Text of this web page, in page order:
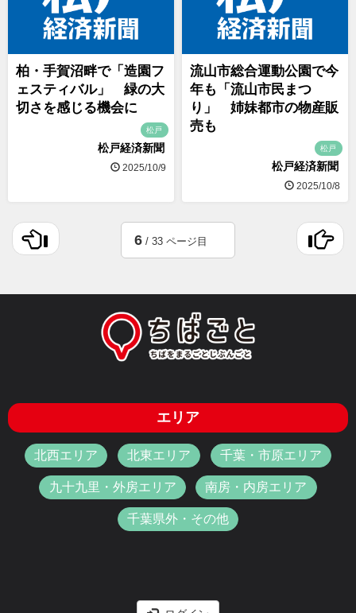
柏・手賀沼畔で「造園フ
ェスティバル」 緑の大
切さを感じる機会に
松戸
松戸経済新聞
2025/10/9
流山市総合運動公園で今
年も「流山市民まつ
り」 姉妹都市の物産販
売も
松戸
松戸経済新聞
2025/10/8
6 / 33 ページ目
エリア
北西エリア 北東エリア 千葉・市原エリア
九十九里・外房エリア 南房・内房エリア
千葉県外・その他